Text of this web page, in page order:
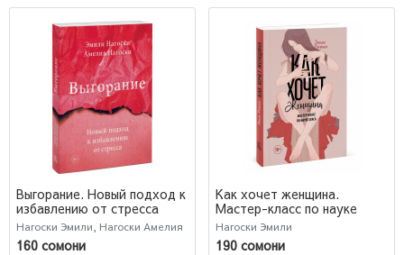
Выгорание. Новый подход к
избавлению от стресса
Нагоски Эмили, Нагоски Амелия
160 сомони
Как хочет женщина.
Мастер-класс по науке
секса
Нагоски Эмили
190 сомони